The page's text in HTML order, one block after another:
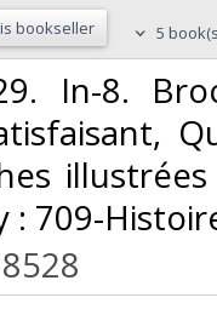
bookseller 5
In-8.
: 709-